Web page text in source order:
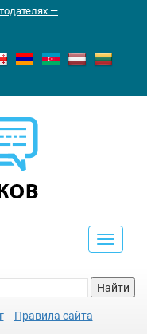
—
Toggle
Найти
Правила сайта